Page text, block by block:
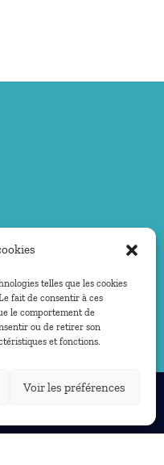
telles que les cookies
fait de consentir à ces
le comportement de
ou de retirer son
et fonctions.
Voir les préférences